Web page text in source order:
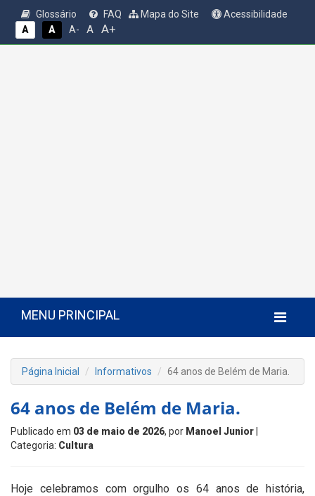
Glossário FAQ Mapa do Site
Acessibilidade
A
A A- A A+
MENU PRINCIPAL
Página Inicial Informativos 64 anos de Belém de Maria.
64 anos de Belém de Maria.
Publicado em 03 de maio de 2026, por Manoel Junior
Categoria: Cultura
Hoje celebramos com orgulho os 64 anos de história,